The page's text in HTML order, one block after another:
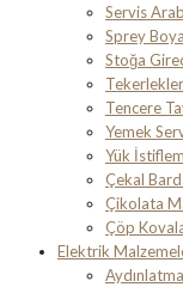
Servis
Sprey
Stoğa
Tekerlekler
Tencere
Yemek
Yük
Çekal
Çikolata
Çöp
Elektrik